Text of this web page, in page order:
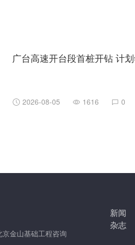
广台高速开台段首桩开钻 计
2026-08-05 1616 0
金山基础工程咨询
新闻
杂志